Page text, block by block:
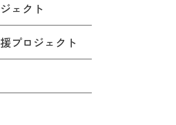
ェクト
プロジェクト